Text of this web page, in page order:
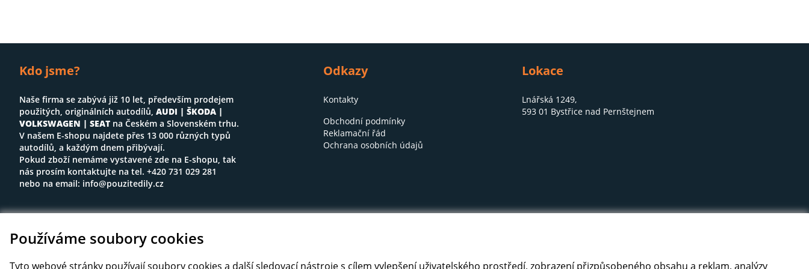
Kdo jsme?
Naše firma se zabývá již 10 let, především prodejem
použitých, originálních autodílů, AUDI | ŠKODA |
VOLKSWAGEN | SEAT na Českém a Slovenském trhu.
V našem E-shopu najdete přes 13 000 různých typů
autodílů, a každým dnem přibývají.
Pokud zboží nemáme vystavené zde na E-shopu, tak
nás prosím kontaktujte na tel. +420 731 029 281
nebo na email: info@pouzitedily.cz
Odkazy
Kontakty
Obchodní podmínky
Reklamační řád
Ochrana osobních údajů
Lokace
Lnářská 1249,
593 01 Bystřice nad Pernštejnem
Používáme soubory cookies
Tyto webové stránky používají soubory cookies a další sledovací nástroje s cílem vylepšení uživatelského prostředí, zobrazení přizpůsobeného obsahu a reklam, analýzy